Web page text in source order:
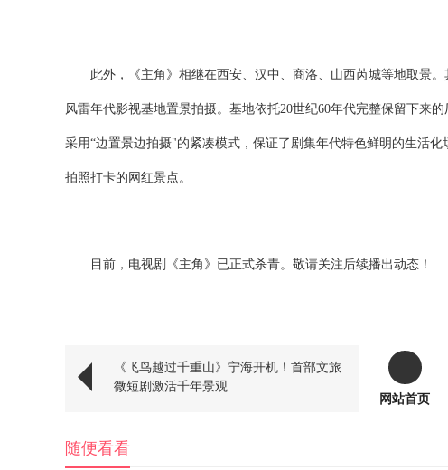
此外， 《主角》相继在西安、汉中、商洛、山西芮城等地取景。
风雷年代影视基地置景拍摄。基地依托20世纪60年代完整保留下来
采用“边置景边拍摄"的紧凑模式， 保证了剧集年代特色鲜明的生活化
拍照打卡的网红景点 。
目前， 电视剧 《主角 》 已正式杀青。敬请关注后续播出动态！
《飞鸟越过千重山》宁海开机！首部文旅
微短剧激活千年景观
网站首页
随便看看